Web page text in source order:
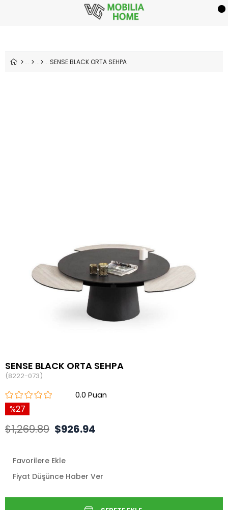
SENSE BLACK ORTA SEHPA
SENSE BLACK ORTA SEHPA
(8222-073)
0.0
27
$1,269.89 $926.94
Favorilere Ekle
Fiyat Düşünce Haber Ver